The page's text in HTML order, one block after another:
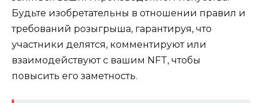
Будьте изобретательны в отношении правил и
требований розыгрыша, гарантируя, что
участники делятся, комментируют или
взаимодействуют с вашим NFT, чтобы
повысить его заметность.